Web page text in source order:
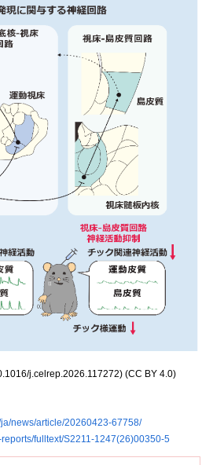
j.celrep.2026.117272) (CC BY 4.0)
news/article/20260423-67758/
fulltext/S2211-1247(26)00350-5